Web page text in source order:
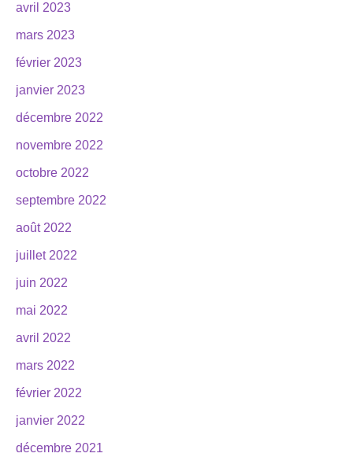
avril 2023
mars 2023
février 2023
janvier 2023
décembre 2022
novembre 2022
octobre 2022
septembre 2022
août 2022
juillet 2022
juin 2022
mai 2022
avril 2022
mars 2022
février 2022
janvier 2022
décembre 2021